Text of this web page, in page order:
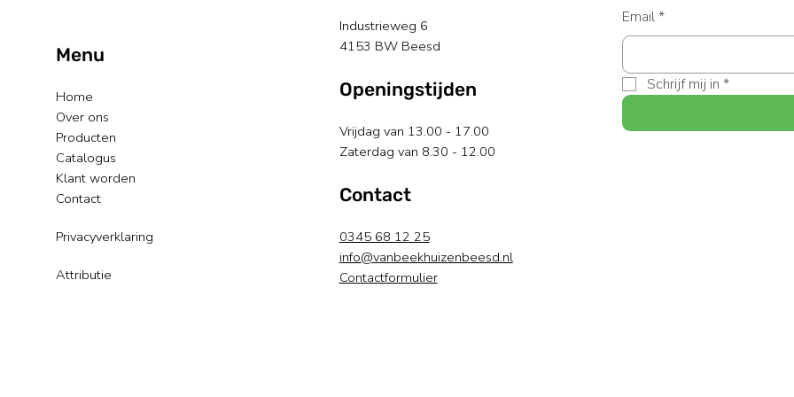
Menu
Home
Over ons
Producten
Catalogus
Klant worden
Contact
Privacyverklaring
Attributie
Industrieweg 6
4153 BW Beesd
Openingstijden
Vrijdag van 13.00 - 17.00
Zaterdag van 8.30 - 12.00
Contact
0345 68 12 25
info@vanbeekhuizenbeesd.nl
Contactformulier
Email*
Schrijf mij in *